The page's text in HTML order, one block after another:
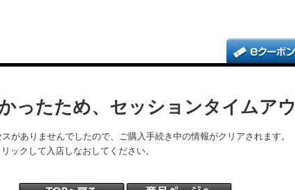
ったため、セッションタイムア
がありませんでしたので、ご購入手続き中の情報がクリアされます。
ックして入店しなおしてください。